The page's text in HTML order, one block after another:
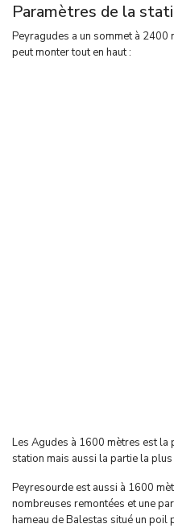
Paramètres de la
Peyragudes a un sommet à 2400
peut monter tout en haut :
Les Agudes à 1600 mètres est la
station mais aussi la partie la plus
Peyresourde est aussi à 1600
nombreuses remontées et une
hameau de Balestas situé un poil